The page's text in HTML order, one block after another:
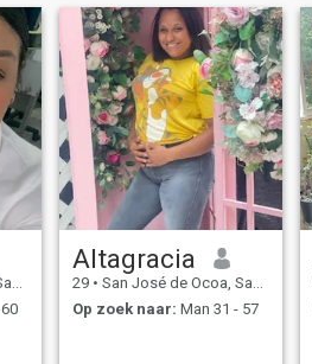
Altagracia
29 • San José de Ocoa, San José de Ocoa, Dominicaanse Rep.
Op zoek naar: Man 31 - 57